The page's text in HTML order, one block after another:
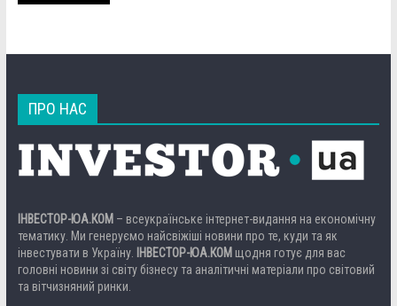
ПРО НАС
ІНВЕСТОР-ЮА.КОМ – всеукраїнське інтернет-видання на економічну
тематику. Ми генеруємо найсвіжіші новини про те, куди та як
інвестувати в Україну.
ІНВЕСТОР-ЮА.КОМ щодня готує для вас
головні новини зі світу бізнесу та аналітичні матеріали про світовий
та вітчизняний ринки.